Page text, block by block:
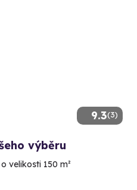
9.3(3)
výběru
velikosti 150 m²